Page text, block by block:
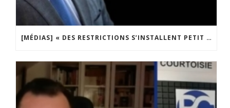
[MÉDIAS] « DES RESTRICTIONS S’INSTALLENT PETIT À PETIT DANS NOTRE PAYS » ENTRETIEN AVEC BOULEVARD VOLTAIRE